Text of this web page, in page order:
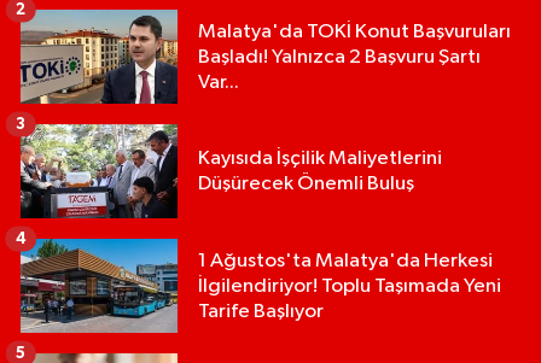
Malatya'da TOKİ Konut Başvuruları
Başladı! Yalnızca 2 Başvuru Şartı
Var...
2
Kayısıda İşçilik Maliyetlerini
Düşürecek Önemli Buluş
3
1 Ağustos'ta Malatya'da Herkesi
İlgilendiriyor! Toplu Taşımada Yeni
Tarife Başlıyor
4
5